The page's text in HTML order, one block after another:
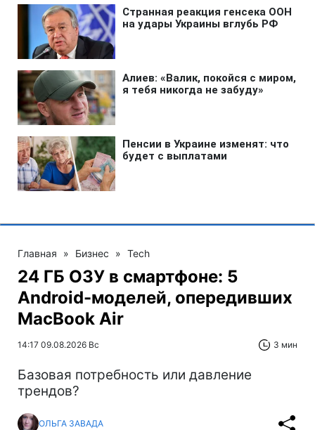
Главная » Бизнес » Tech
24 ГБ ОЗУ в смартфоне: 5
Android-моделей, опередивших
MacBook Air
14:17 09.08.2026 Вс 3 мин
Базовая потребность или давление
трендов?
ОЛЬГА ЗАВАДА